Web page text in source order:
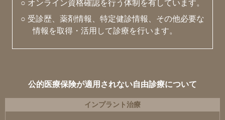
○ 受診歴、薬剤情報、特定健診情報、その他必要な
情報を取得・活用して診療を行います。
公的医療保険が適用されない自由診療について
インプラント治療